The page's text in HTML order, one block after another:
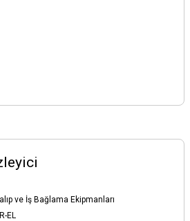
ve İş Bağlama Ekipmanları
EL